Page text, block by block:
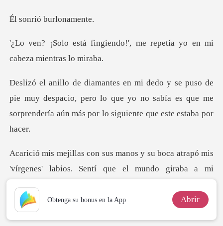
ó burlon
ndo!', me repetía yo en mi
e muy despacio, pero lo que yo no sabía es que me
sorpren
Sentí que el mundo giraba a mi
Obtenga su bonus en la App Abrir